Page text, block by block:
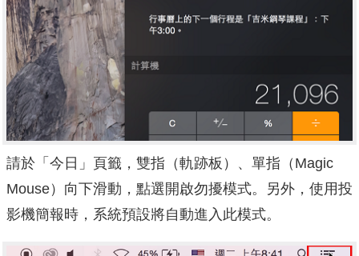
請於「今日」頁籤，雙指（軌跡板）、單指（Magic
Mouse）向下滑動，點選開啟勿擾模式。另外，使用投
影機簡報時，系統預設將自動進入此模式。